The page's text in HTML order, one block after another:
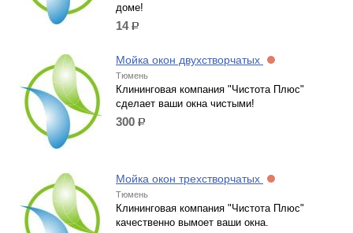
доме!
14р.
Мойка окон двухстворчатых
Тюмень
Клининговая компания "Чистота Плюс"
сделает ваши окна чистыми!
300 р.
Мойка окон трехстворчатых
Тюмень
Клининговая компания "Чистота Плюс"
качественно вымоет ваши окна.